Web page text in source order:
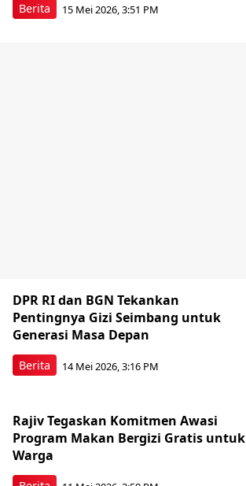
Berita 15 Mei 2026, 3:51 PM
Berita
DPR RI dan BGN Tekankan
Pentingnya Gizi Seimbang untuk
Generasi Masa Depan
14 Mei 2026, 3:16 PM
Rajiv Tegaskan Komitmen Awasi
Program Makan Bergizi Gratis untuk
Warga